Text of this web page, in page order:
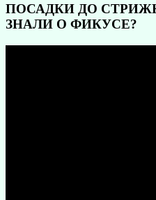
ПОСАДКИ ДО
ЗНАЛИ О ФИКУСЕ?